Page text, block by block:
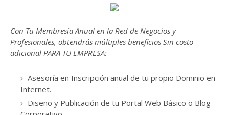
Con Tu Membresía Anual en la Red de Negocios y
Profesionales, obtendrás múltiples beneficios Sin costo
adicional PARA TU EMPRESA:
Asesoría en Inscripción anual de tu propio Dominio en
Internet.
Diseño y Publicación de tu Portal Web Básico o Blog